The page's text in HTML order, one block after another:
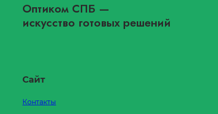
Оптиком СПБ —
искусство готовых решений
Сайт
Контакты